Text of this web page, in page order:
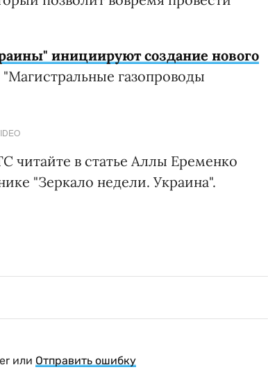
инициируют создание нового
газопроводы
читайте в статье Аллы Еременко
"Зеркало недели. Украина".
или Отправить ошибку